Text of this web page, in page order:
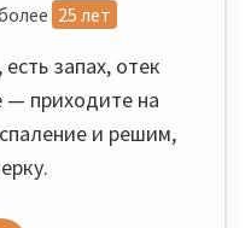
25 лет
запах, отек
— приходите на
и решим,